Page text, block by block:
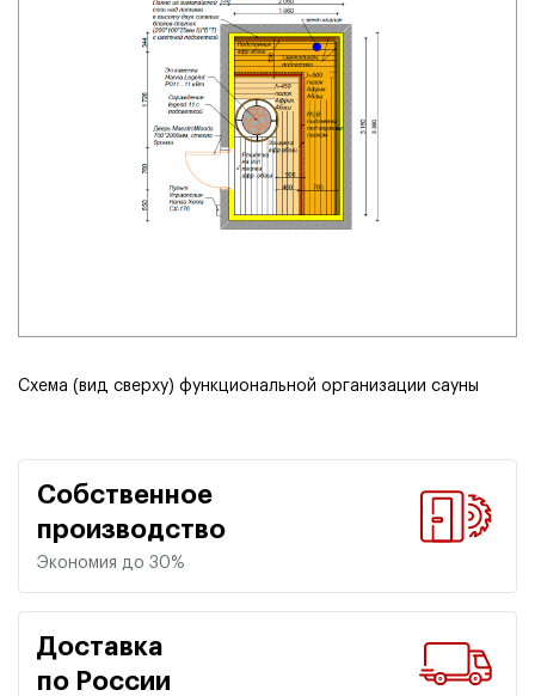
Схема (вид сверху) функциональной организации сауны
Собственное
производство
Экономия до 30%
Доставка
по России